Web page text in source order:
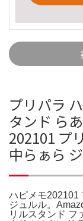
プリパラ
タンド ら
202101 プ
中らぁら
ハピメモ202101
ジュルル。
リルスタンド フ